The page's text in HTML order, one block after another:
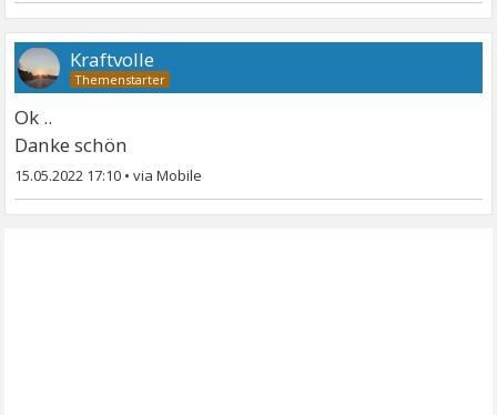
Kraftvolle
Ok ..
Danke schön
15.05.2022 17:10 •